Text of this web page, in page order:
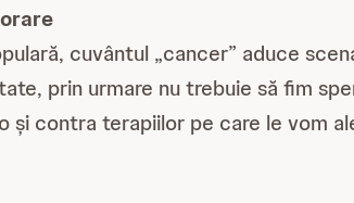
cuvântul „cancer” aduce
prin urmare nu trebuie să fim
și contra terapiilor pe care le vom